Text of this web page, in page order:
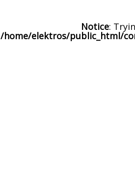
Notice:
/home/elektros/public_html/